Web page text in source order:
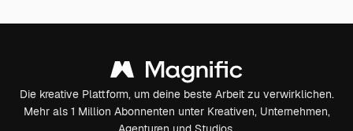
Die kreative Plattform, um deine beste Arbeit zu verwirklichen.
Mehr als 1 Million Abonnenten unter Kreativen, Unternehmen,